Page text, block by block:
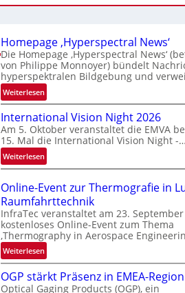
Homepage ‚Hyperspectral News‘
Die Homepage ‚Hyperspectral News‘
von Philippe Monnoyer) bündelt
hyperspektralen Bildgebung und
Weiterlesen:
H
o
m
e
p
a
‚
H
y
e
r
s
International Vision Night 2026
Am 5. Oktober veranstaltet die EMVA
15. Mal die International Vision Night -…
Weiterlesen:
I
t
e
r
n
t
i
o
Online-Event zur Thermografie in
Raumfahrttechnik
InfraTec veranstaltet am 23.
kostenloses Online-Event zum Thema
‚Thermography in Aerospace
Weiterlesen:
O
n
l
OGP stärkt Präsenz in EMEA-Region
Optical Gaging Products (OGP), ein